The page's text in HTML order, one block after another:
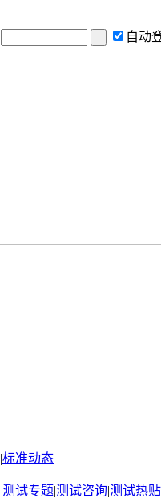
自动
|标准动态
测试专题|测试咨询|测试热贴